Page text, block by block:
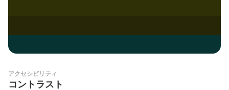
アクセシビリティ
コントラスト